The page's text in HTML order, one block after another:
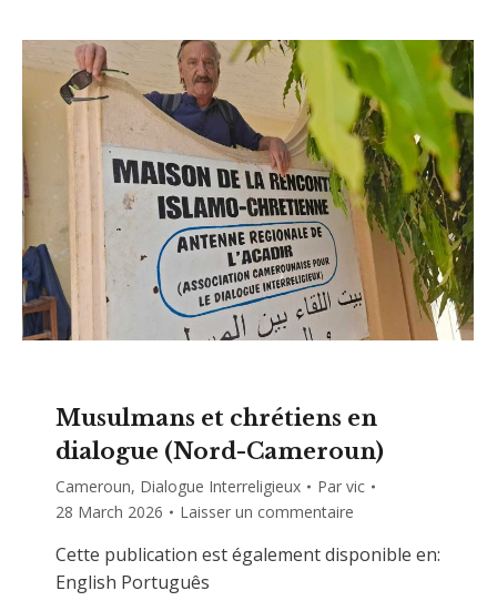
Musulmans et chrétiens en
dialogue (Nord-Cameroun)
Cameroun, Dialogue Interreligieux Par vic
28 March 2026
Laisser un commentaire
Cette publication est également disponible en:
English Português